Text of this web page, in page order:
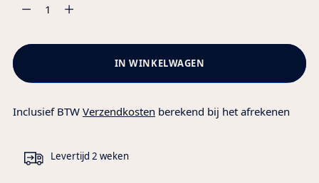
IN WINKELWAGEN
Inclusief BTW Verzendkosten berekend bij het afrekenen
Levertijd 2 weken